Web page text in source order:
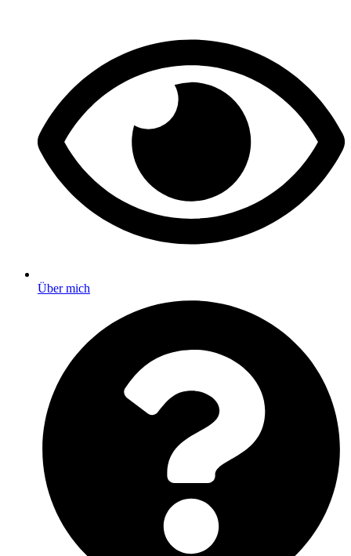
Über mich